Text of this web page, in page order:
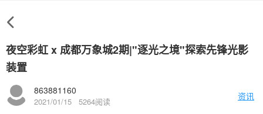
夜空彩虹 x 成都万象城2期|"逐光之境"探索先锋光影
装置
资讯
863881160
2021/01/15 5264阅读